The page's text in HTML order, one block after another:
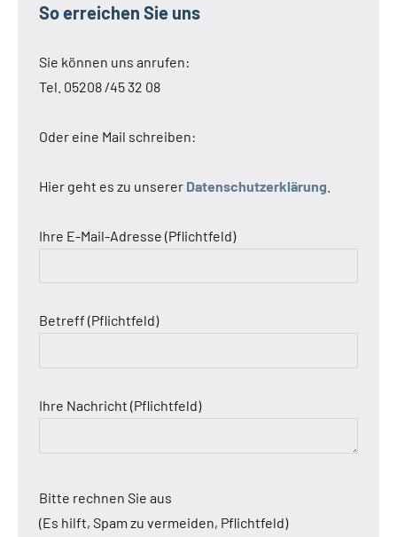
So erreichen Sie uns
Sie können uns anrufen:
Tel. 05208 /45 32 08
Oder eine Mail schreiben:
Hier geht es zu unserer Datenschutzerklärung
Ihre E-Mail-Adresse (Pflichtfeld)
Betreff (Pflichtfeld)
Ihre Nachricht (Pflichtfeld)
Bitte rechnen Sie aus
(Es hilft, Spam zu vermeiden, Pflichtfeld)